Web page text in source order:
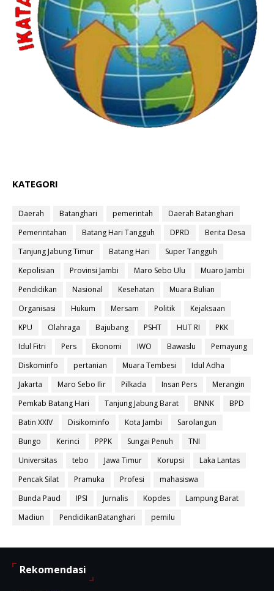
KATEGORI
Daerah Batanghari pemerintah
Daerah Batanghari
Pemerintahan
Batang Hari Tangguh DPRD
Berita Desa
Tanjung Jabung Timur
Batang Hari
Super Tangguh
Kepolisian
Provinsi Jambi Maro Sebo Ulu
Muaro Jambi
Pendidikan
Nasional Kesehatan
Muara Bulian
Organisasi
Hukum Mersam Politik
Kejaksaan
KPU
Olahraga Bajubang PSHT HUT RI
PKK
Idul Fitri
Pers Ekonomi IWO Bawaslu
Pemayung
Diskominfo
pertanian Muara Tembesi
Idul Adha
Jakarta
Maro Sebo Ilir Pilkada Insan Pers
Merangin
Pemkab Batang Hari
Tanjung Jabung Barat BNNK
BPD
Batin XXIV
Disikominfo Kota Jambi
Sarolangun
Bungo
Kerinci PPPK Sungai Penuh
TNI
Universitas
tebo Jawa Timur Korupsi
Laka Lantas
Pencak Silat
Pramuka Profesi
mahasiswa
Bunda Paud
IPSI Jurnalis Kopdes
Lampung Barat
Madiun
PendidikanBatanghari pemilu
Rekomendasi